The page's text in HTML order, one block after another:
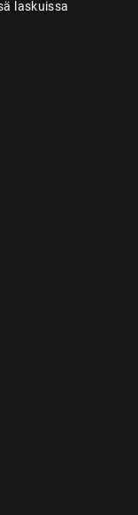
laskuissa